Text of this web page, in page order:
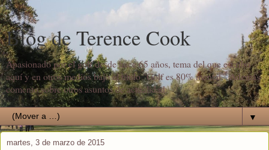
Blog de Terence Cook
Apasionado por el golf desde hace 65 años, tema del que escribo
aquí y en otros medios bajo el título "Golf es 80% mental". Además
comento sobre otros asuntos de actualidad.
▼
martes, 3 de marzo de 2015